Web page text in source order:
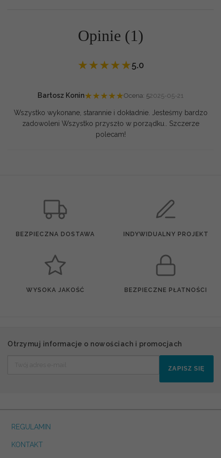
Opinie (1)
★★★★★5.0
Bartosz Konin★★★★★Ocena: 52025-05-21
Wszystko wykonane, starannie i dokładnie. Jesteśmy bardzo
zadowoleni Wszystko przyszło w porządku.. Szczerze
polecam!
BEZPIECZNA DOSTAWA INDYWIDUALNY PROJEKT
WYSOKA JAKOŚĆ BEZPIECZNE PŁATNOŚCI
Otrzymuj informacje o nowościach i promocjach
ZAPISZ SIĘ
REGULAMIN
KONTAKT